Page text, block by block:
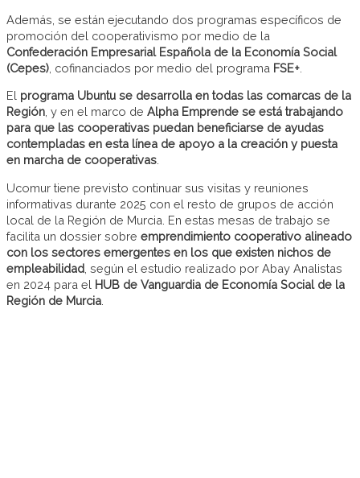
Además, se están ejecutando dos programas específicos de
promoción del cooperativismo por medio de la
Confederación Empresarial Española de la Economía Social
(Cepes) , cofinanciados por medio del programa FSE+
El programa Ubuntu se desarrolla en todas las comarcas de la
Región, y en el marco de Alpha Emprende se está trabajando
para que las cooperativas puedan beneficiarse de ayudas
contempladas en esta línea de apoyo a la creación y puesta
en marcha de cooperativas.
Ucomur tiene previsto continuar sus visitas y reuniones
informativas durante 2025 con el resto de grupos de acción
local de la Región de Murcia. En estas mesas de trabajo se
facilita un dossier sobre emprendimiento cooperativo alineado
con los sectores emergentes en los que existen nichos de
empleabilidad , según el estudio realizado por Abay Analistas
en 2024 para el HUB de Vanguardia de Economía Social de la
Región de Murcia